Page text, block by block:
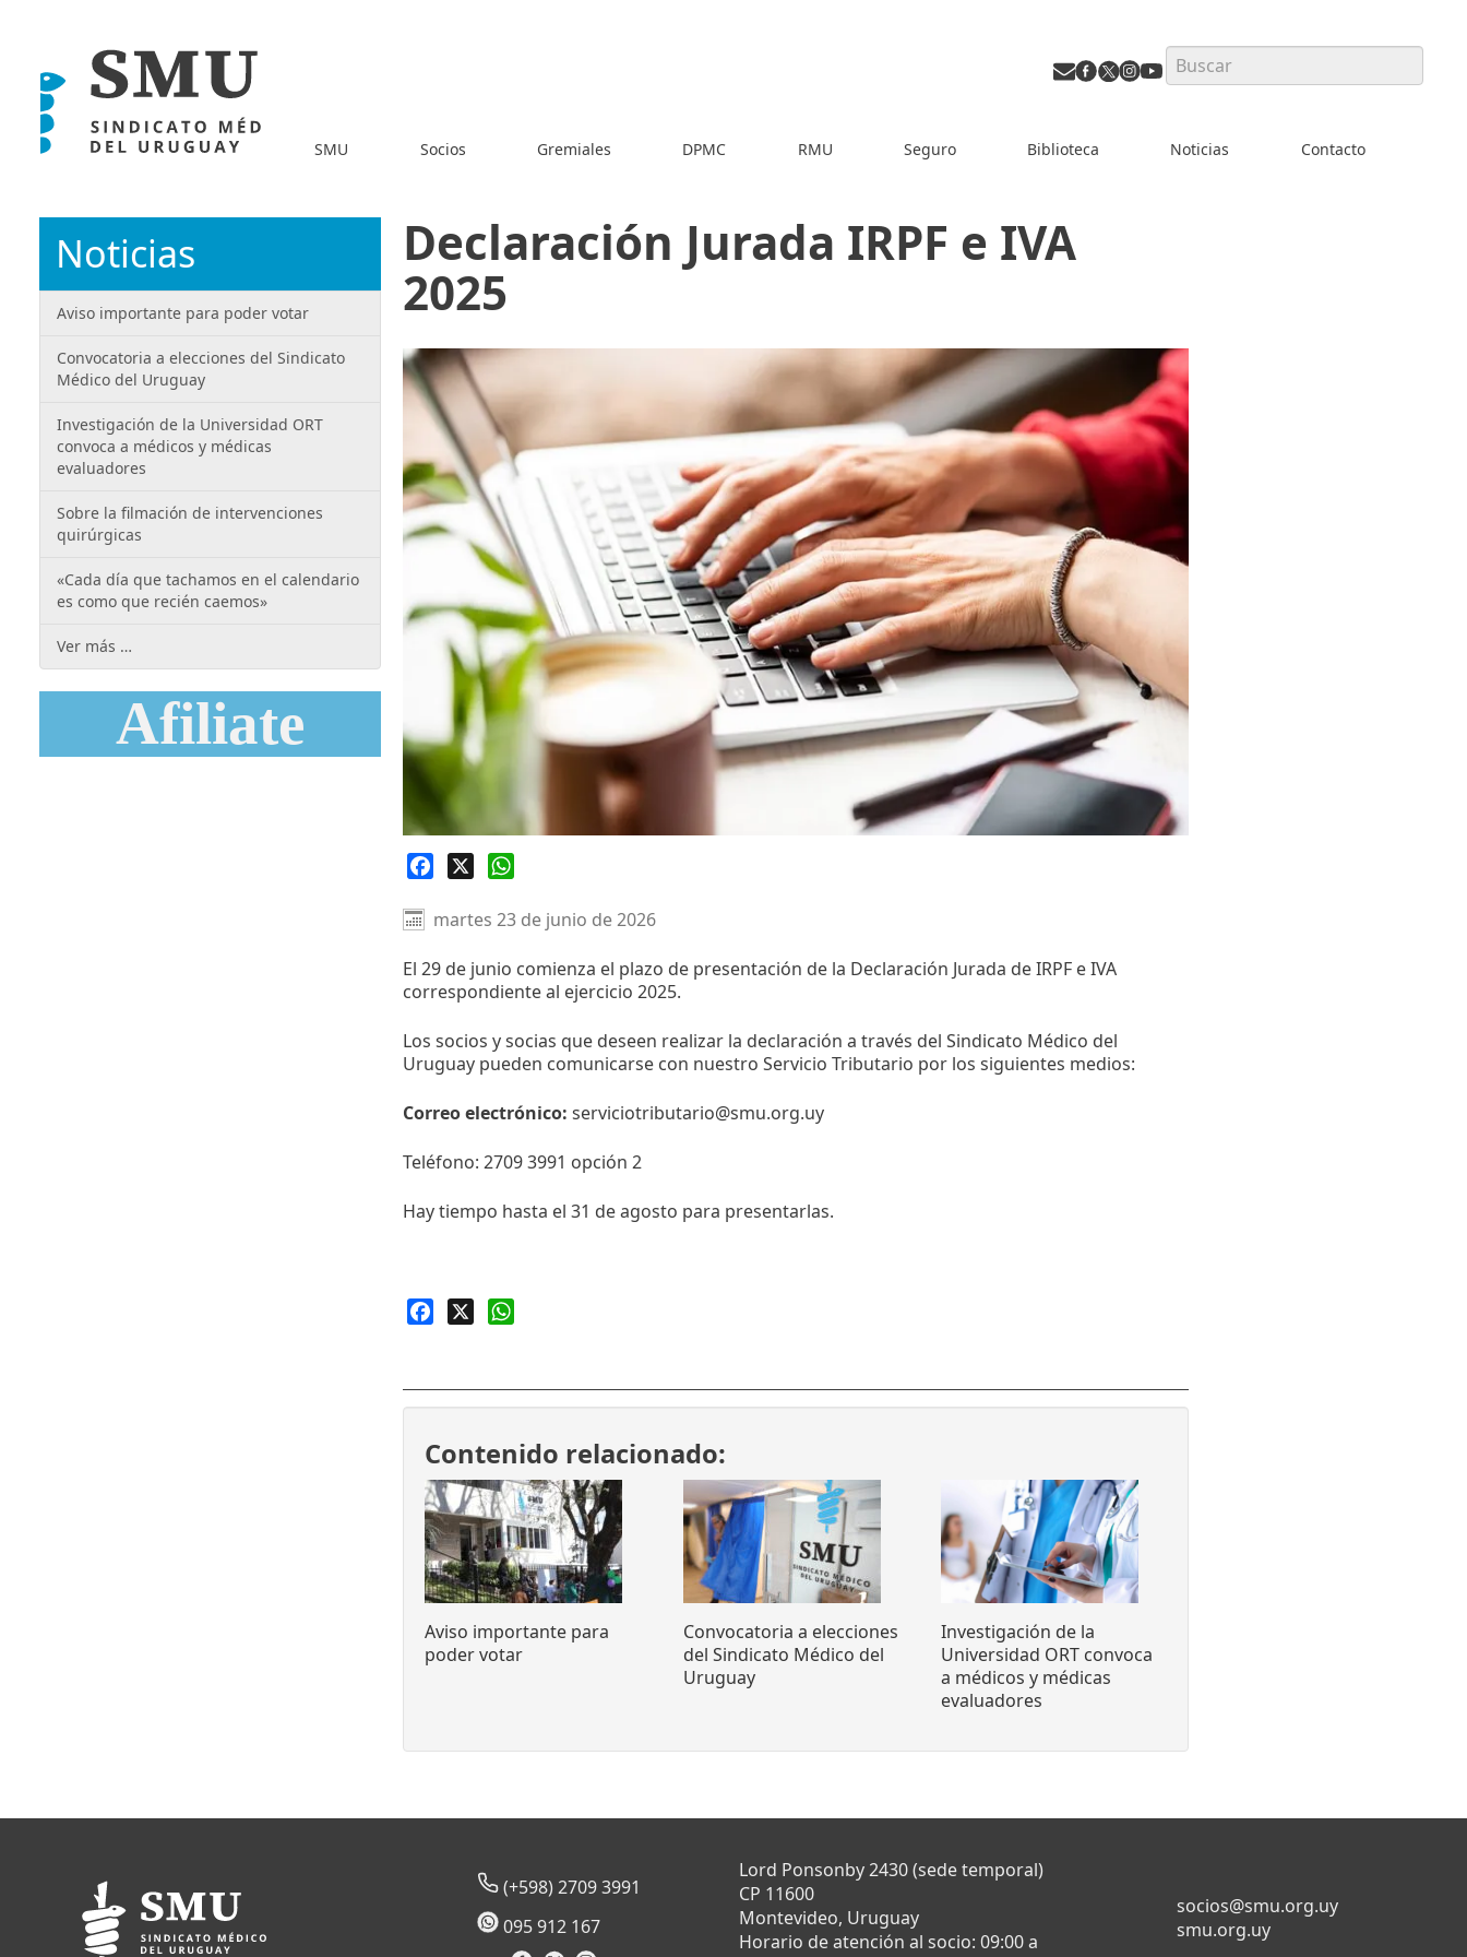
Search
SMU Socios Gremiales DPMC RMU Seguro Biblioteca Noticias Contacto
Declaración Jurada IRPF e IVA
2025
Facebook
martes 23 de junio de 2026
El 29 de junio comienza el plazo de presentación de la Declaración Jurada de IRPF e IVA
correspondiente al ejercicio 2025.
Los socios y socias que deseen realizar la declaración a través del Sindicato Médico del
Uruguay pueden comunicarse con nuestro Servicio Tributario por los siguientes medios:
Correo electrónico: serviciotributario@smu.org.uy
Teléfono: 2709 3991 opción 2
Hay tiempo hasta el 31 de agosto para presentarlas.
Facebook
Contenido relacionado:
Aviso importante para
poder votar
Convocatoria a elecciones
del Sindicato Médico del
Uruguay
Investigación de la
Universidad ORT convoca
a médicos y médicas
evaluadores
Noticias
Aviso importante para poder votar
Convocatoria a elecciones del Sindicato
Médico del Uruguay
Investigación de la Universidad ORT
convoca a médicos y médicas
evaluadores
Sobre la filmación de intervenciones
quirúrgicas
«Cada día que tachamos en el calendario
es como que recién caemos»
Ver más …
Afiliate
(+598) 2709 3991
095 912 167
Lord Ponsonby 2430 (sede temporal)
CP 11600
Montevideo, Uruguay
Horario de atención al socio: 09:00 a
socios@smu.org.uy
smu.org.uy